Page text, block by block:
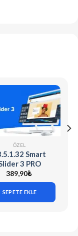
ÖZEL
Smart
3 PRO
+ 90
Sliders
389,90₺
SEPETE EKLE